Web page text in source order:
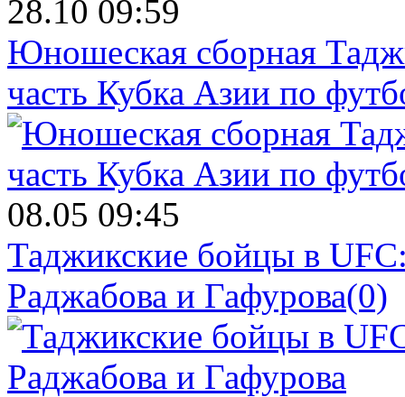
28.10 09:59
Юношеская сборная
часть Кубка Азии по
08.05 09:45
Таджикские бойцы в
Раджабова и Гафурова(0)